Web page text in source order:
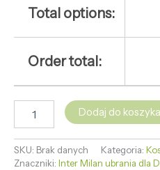
Total options:
Order total:
Dodaj do koszyka
SKU: Brak danych Kategoria:
Znaczniki: Inter Milan ubrania dla